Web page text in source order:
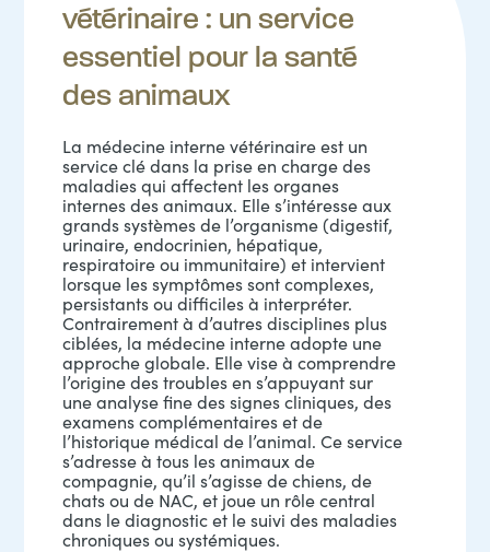
vétérinaire : un service
essentiel pour la santé
des animaux
La médecine interne vétérinaire est un
service clé dans la prise en charge des
maladies qui affectent les organes
internes des animaux. Elle s’intéresse aux
grands systèmes de l’organisme (digestif,
urinaire, endocrinien, hépatique,
respiratoire ou immunitaire) et intervient
lorsque les symptômes sont complexes,
persistants ou difficiles à interpréter.
Contrairement à d’autres disciplines plus
ciblées, la médecine interne adopte une
approche globale. Elle vise à comprendre
l’origine des troubles en s’appuyant sur
une analyse fine des signes cliniques, des
examens complémentaires et de
l’historique médical de l’animal. Ce service
s’adresse à tous les animaux de
compagnie, qu’il s’agisse dechiens, de
chats ou de NAC, et joue un rôle central
dans le diagnostic et le suivi des maladies
chroniques ou systémiques.